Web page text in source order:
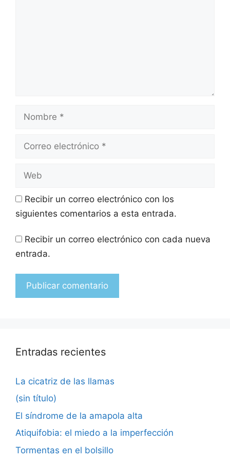
Recibir un correo electrónico con los
siguientes comentarios a esta entrada.
Recibir un correo electrónico con cada nueva
entrada.
Entradas recientes
La cicatriz de las llamas
(sin título)
El síndrome de la amapola alta
Atiquifobia: el miedo a la imperfección
Tormentas en el bolsillo